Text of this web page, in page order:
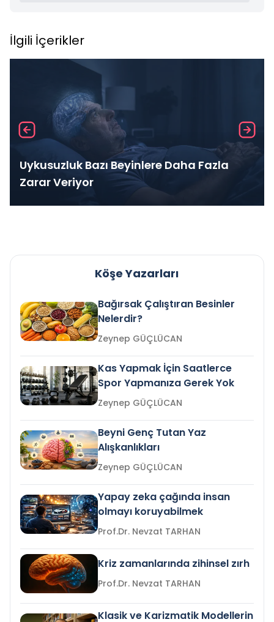
İlgili İçerikler
Uykusuzluk Bazı Beyinlere Daha Fazla
Zarar Veriyor
Köşe Yazarları
Bağırsak Çalıştıran Besinler
Nelerdir?
Zeynep GÜÇLÜCAN
Kas Yapmak İçin Saatlerce
Spor Yapmanıza Gerek Yok
Zeynep GÜÇLÜCAN
Beyni Genç Tutan Yaz
Alışkanlıkları
Zeynep GÜÇLÜCAN
Yapay zeka çağında insan
olmayı koruyabilmek
Prof.Dr. Nevzat TARHAN
Kriz zamanlarında zihinsel zırh
Prof.Dr. Nevzat TARHAN
Klasik ve Karizmatik Modellerin